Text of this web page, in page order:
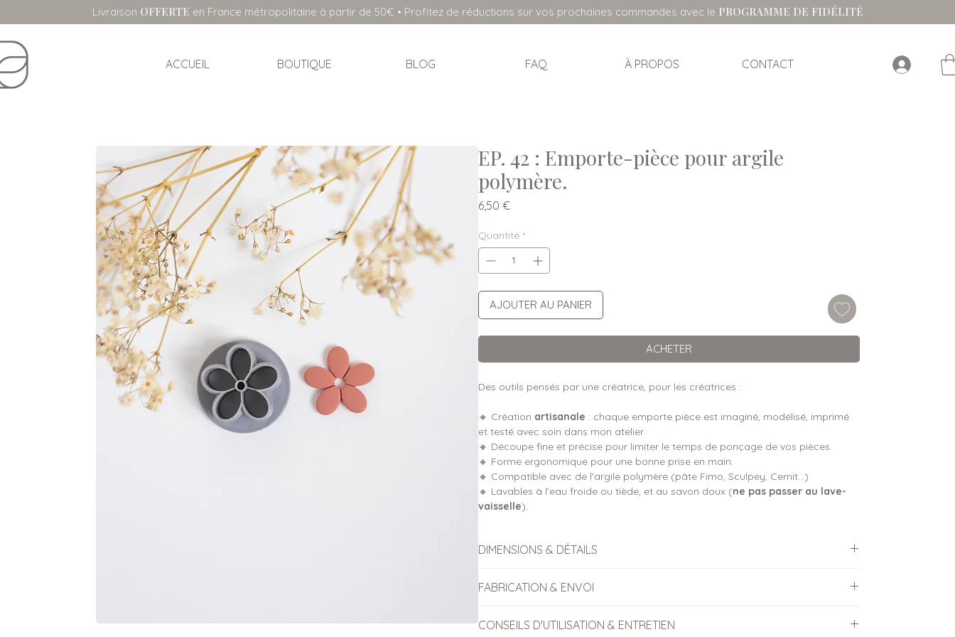
Livraison OFFERTE en France métropolitaine à partir de 50€ • Profitez de réductions sur vos prochaines commandes avec le PROGRAMME DE FIDÉLITÉ
ACCUEIL BOUTIQUE BLOG FAQ À PROPOS CONTACT
EP. 42 : Emporte-pièce pour argile
polymère.
6,50 €Prix
Quantité *
AJOUTER AU PANIER
ACHETER
Des outils pensés par une créatrice, pour les créatrices :
🔸 Création artisanale : chaque emporte pièce est imaginé, modélisé, imprimé
et testé avec soin dans mon atelier.
🔸 Découpe fine et précise pour limiter le temps de ponçage de vos pièces.
🔸 Forme ergonomique pour une bonne prise en main.
🔸 Compatible avec de l'argile polymère (pâte Fimo, Sculpey, Cernit...)
🔸 Lavables à l’eau froide ou tiède, et au savon doux (ne pas passer au lave-
vaisselle).
DIMENSIONS & DÉTAILS
Diamètre extérieur : 2.5cm
FABRICATION & ENVOI
CONSEILS D'UTILISATION & ENTRETIEN